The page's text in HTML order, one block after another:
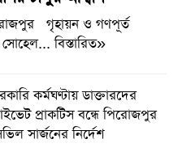
গৃহায়ন ও গণপূর্ত
সোহেল... বিস্তারিত»
সরকারি কর্মঘণ্টায় ডাক্তারদের
প্রাকটিস বন্ধে পিরোজপুর
সার্জনের নির্দেশ